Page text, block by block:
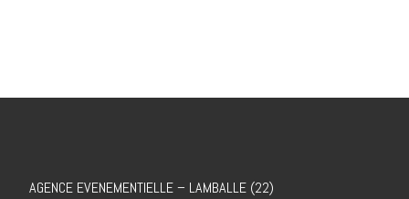
AGENCE EVENEMENTIELLE – LAMBALLE (22)